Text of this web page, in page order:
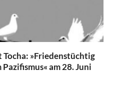
»Friedenstüchtig
am 28. Juni